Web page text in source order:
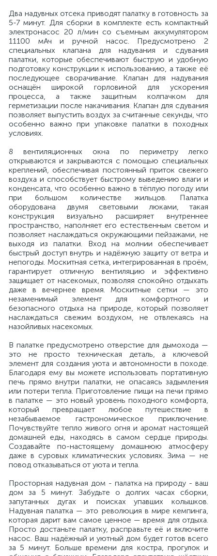
Два надувных отсека приводят палатку в готовность за
5-7 минут. Для сборки в комплекте есть компактный
электронасос 20 л/мин со съемным аккумулятором
11100 мАч и ручной насос. Предусмотрено 2
специальных клапана для надувания и сдувания
палатки, которые обеспечивают быструю и удобную
подготовку конструкции к использованию, а также её
последующее сворачивание. Клапан для надувания
оснащён широкой горловиной для ускорения
процесса, а также защитным колпачком для
герметизации после накачивания. Клапан для сдувания
позволяет выпустить воздух за считанные секунды, что
особенно важно при упаковке палатки в походных
условиях.
8 вентиляционных окна по периметру легко
открываются и закрываются с помощью специальных
креплений, обеспечивая постоянный приток свежего
воздуха и способствует быстрому выведению влаги и
конденсата, что особенно важно в тёплую погоду или
при большом количестве жильцов. Палатка
оборудована двумя световыми люками, такая
конструкция визуально расширяет внутреннее
пространство, наполняет его естественным светом и
позволяет наслаждаться окружающими пейзажами, не
выходя из палатки. Вход на молнии обеспечивает
быстрый доступ внутрь и надёжную защиту от ветра и
непогоды. Москитная сетка, интегрированная в проём,
гарантирует отличную вентиляцию и эффективно
защищает от насекомых, позволяя спокойно отдыхать
даже в вечернее время. Москитные сетки — это
незаменимый элемент для комфортного и
безопасного отдыха на природе, который позволяет
наслаждаться свежим воздухом, не отвлекаясь на
назойливых насекомых.
В палатке предусмотрено отверстие для дымохода —
это не просто техническая деталь, а ключевой
элемент для создания уюта и автономности в походе.
Благодаря ему вы можете использовать портативную
печь прямо внутри палатки, не опасаясь задымления
или потери тепла. Приготовление пищи на печи прямо
в палатке — это новый уровень походного комфорта,
который превращает любое путешествие в
незабываемое гастрономическое приключение.
Почувствуйте тепло живого огня и аромат настоящей
домашней еды, находясь в самом сердце природы.
Создавайте по-настоящему домашнюю атмосферу
даже в суровых климатических условиях. Зима — не
повод отказываться от уюта и тепла.
Просторная надувная дом - палатка на природу - ваш
дом за 5 минут. Забудьте о долгих часах сборки,
запутанных дугах и поисках упавших колышков.
Надувная палатка — это революция в мире кемпинга,
которая дарит вам самое ценное — время для отдыха.
Просто достаньте палатку, расправьте её и включите
насос. Ваш надёжный и уютный дом будет готов всего
за 5 минут. Больше времени для костра, прогулок и